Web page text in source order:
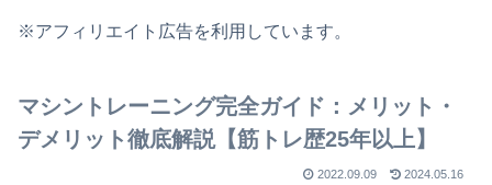
※アフィリエイト広告を利用しています。
マシントレーニング完全ガイド：メリット・
デメリット徹底解説【筋トレ歴25年以上】
2022.09.09 2024.05.16